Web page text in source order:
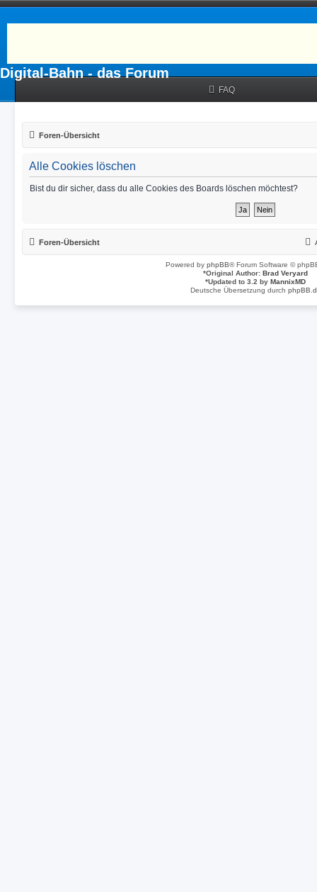
Digital-Bahn - das Forum
FAQ
Foren-Übersicht
Alle Cookies löschen
Bist du dir sicher, dass du alle Cookies des Boards löschen möchtest?
Foren-Übersicht
Powered by phpBB® Forum Software ©
*Original Author: Brad Veryard
*Updated to 3.2 by MannixMD
Deutsche Übersetzung durch